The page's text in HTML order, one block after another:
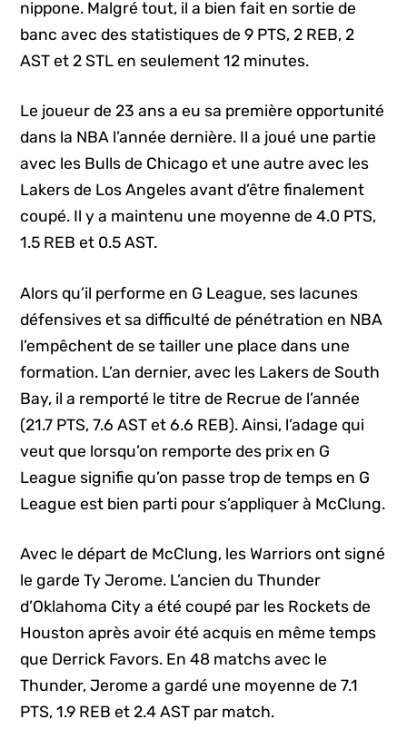
nippone. Malgré tout, il a bien fait en sortie de
banc avec des statistiques de 9 PTS, 2 REB, 2
AST et 2 STL en seulement 12 minutes.
Le joueur de 23 ans a eu sa première opportunité
dans la NBA l’année dernière. Il a joué une partie
avec les Bulls de Chicago et une autre avec les
Lakers de Los Angeles avant d’être finalement
coupé. Il y a maintenu une moyenne de 4.0 PTS,
1.5 REB et 0.5 AST.
Alors qu’il performe en G League, ses lacunes
défensives et sa difficulté de pénétration en NBA
l’empêchent de se tailler une place dans une
formation. L’an dernier, avec les Lakers de South
Bay, il a remporté le titre de Recrue de l’année
(21.7 PTS, 7.6 AST et 6.6 REB). Ainsi, l’adage qui
veut que lorsqu’on remporte des prix en G
League signifie qu’on passe trop de temps en G
League est bien parti pour s’appliquer à McClung.
Avec le départ de McClung, les Warriors ont signé
le garde Ty Jerome. L’ancien du Thunder
d’Oklahoma City a été coupé par les Rockets de
Houston après avoir été acquis en même temps
que Derrick Favors. En 48 matchs avec le
Thunder, Jerome a gardé une moyenne de 7.1
PTS, 1.9 REB et 2.4 AST par match.